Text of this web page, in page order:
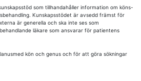
som tillhandahåller information om köns-
Kunskapsstödet är avsedd främst för
är generella och ska inte ses som
läkare som ansvarar för patientens
kön och genus och för att göra sökningar